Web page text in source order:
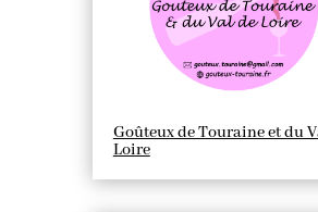
Goûteux de Touraine et du
Loire